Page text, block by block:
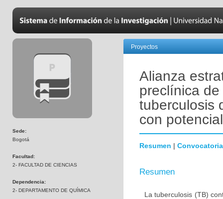
Sede:
Bogotá
Facultad:
2- FACULTAD DE CIENCIAS
Dependencia:
2- DEPARTAMENTO DE QUÍMICA
Proyectos
Alianza
preclínica
tuberculosis
con
Resumen | Convocatoria
Resumen
La tuberculosis (TB)